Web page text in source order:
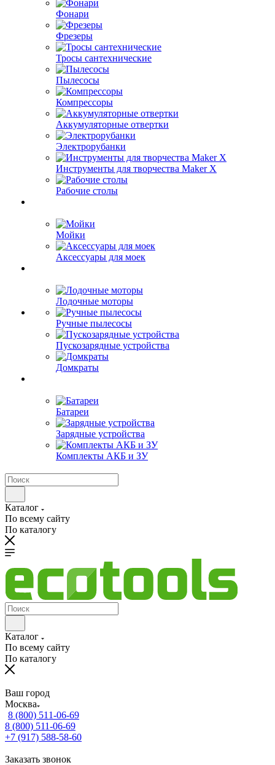
Фонари
Фрезеры
Тросы сантехнические
Пылесосы
Компрессоры
Аккумуляторные отвертки
Электрорубанки
Инструменты для творчества Maker X
Рабочие столы
Мойки
Аксессуары для моек
Лодочные моторы
Ручные пылесосы
Пускозарядные устройства
Домкраты
Батареи
Зарядные устройства
Комплекты АКБ и ЗУ
Каталог
По всему сайту
По каталогу
Каталог
По всему сайту
По каталогу
Ваш город
Москва
8 (800) 511-06-69
8 (800) 511-06-69
+7 (917) 588-58-60
Заказать звонок